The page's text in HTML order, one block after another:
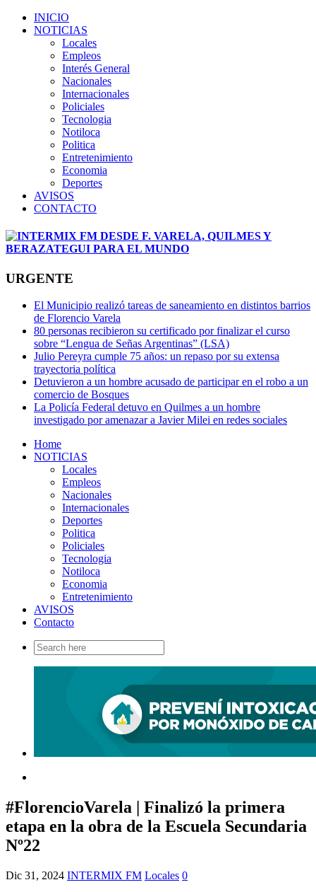
INICIO
NOTICIAS
Locales
Empleos
Interés General
Nacionales
Internacionales
Policiales
Tecnologia
Notiloca
Politica
Entretenimiento
Economia
Deportes
AVISOS
CONTACTO
URGENTE
El Municipio realizó tareas de saneamiento en distintos barrios
de Florencio Varela
80 personas recibieron su certificado por finalizar el curso
sobre “Lengua de Señas Argentinas” (LSA)
Julio Pereyra cumple 75 años: un repaso por su extensa
trayectoria política
Detuvieron a un hombre acusado de participar en el robo a un
comercio de Bosques
La Policía Federal detuvo en Quilmes a un hombre
investigado por amenazar a Javier Milei en redes sociales
Home
NOTICIAS
Locales
Empleos
Nacionales
Internacionales
Deportes
Politica
Policiales
Tecnologia
Notiloca
Economia
Entretenimiento
AVISOS
Contacto
Search
for:
#FlorencioVarela | Finalizó la primera
etapa en la obra de la Escuela Secundaria
Nº22
Dic 31, 2024 INTERMIX FM Locales 0